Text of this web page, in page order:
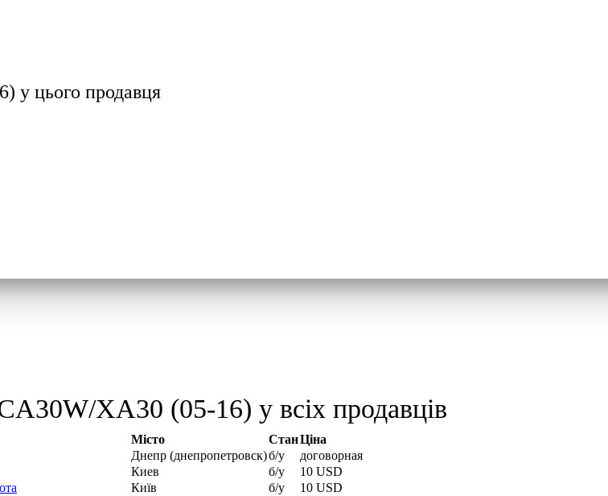
у цього продавця
XA30 (05-16) у всіх продавців
Місто СтанЦіна
Днепр (днепропетровск)б/у
договорная
Киев б/у
10 USD
Київ б/у
10 USD